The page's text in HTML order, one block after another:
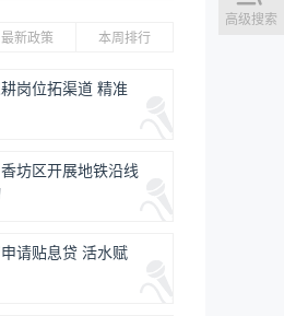
高级搜索
最新政策 本周排行
岗位拓渠道 精准
坊区开展地铁沿线
请贴息贷 活水赋